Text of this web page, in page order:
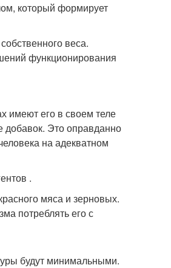
который формирует
веса.
функционирования
имеют его в своем теле
добавок. Это оправданно
на адекватном
.
мяса и зерновых.
потреблять его с
будут минимальными.